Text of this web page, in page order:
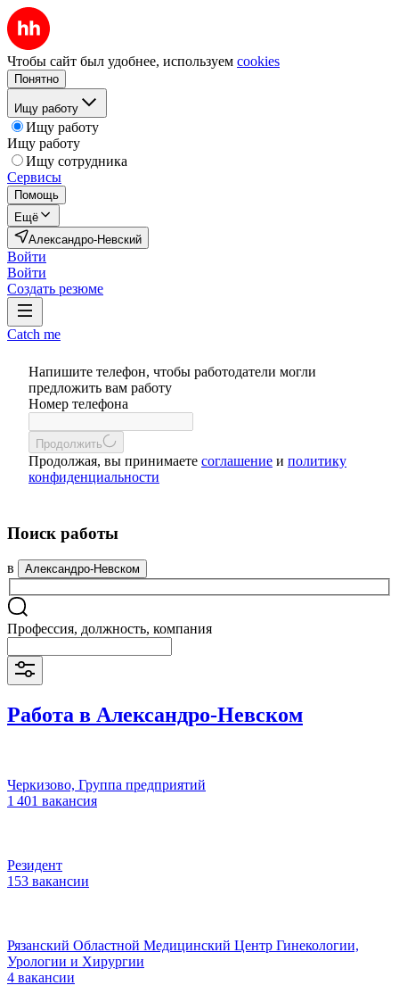
Чтобы сайт был удобнее, используем cookies
Понятно
Ищу работу
Ищу работу
Ищу работу
Ищу сотрудника
Сервисы
Помощь
Ещё
Александро-Невский
Войти
Войти
Создать резюме
Catch me
Напишите телефон, чтобы работодатели могли
предложить вам работу
Номер телефона
Продолжить
Продолжая, вы принимаете соглашение и политику
конфиденциальности
Поиск работы
в Александро-Невском
Профессия, должность, компания
Работа в Александро-Невском
Черкизово, Группа предприятий
1 401 вакансия
Резидент
153 вакансии
Рязанский Областной Медицинский Центр Гинекологии,
Урологии и Хирургии
4 вакансии